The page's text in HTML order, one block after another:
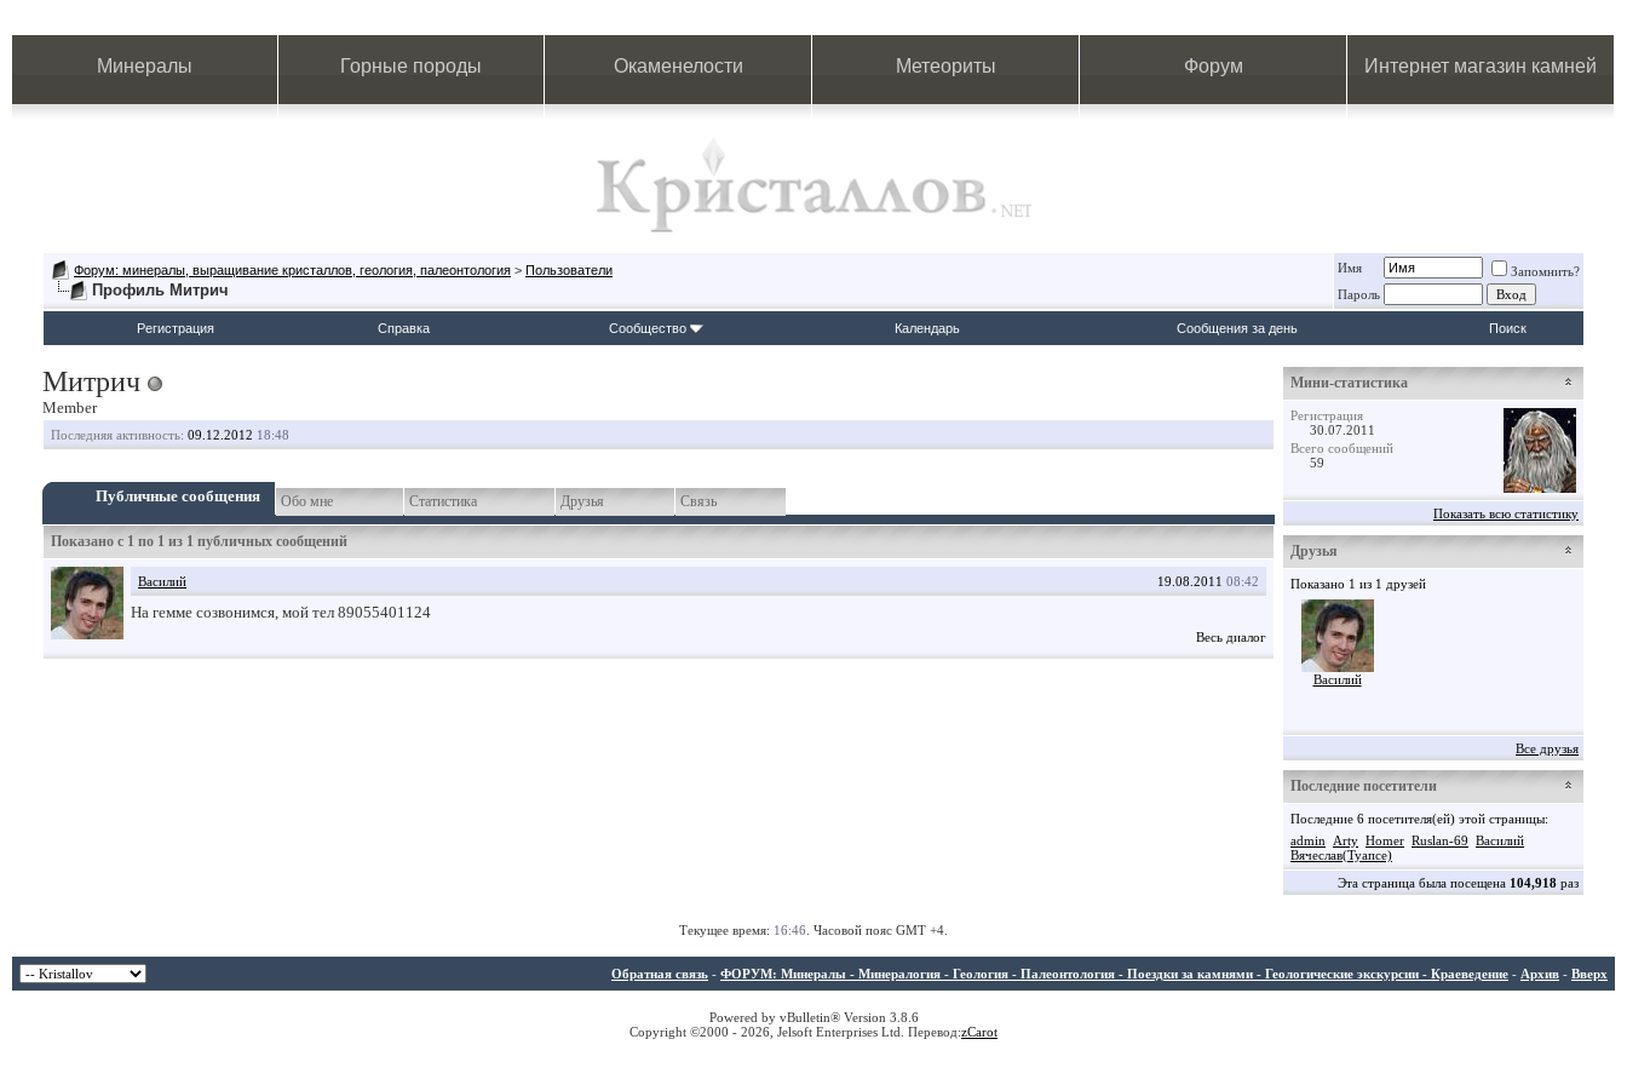
Минералы Горные породы Окаменелости Метеориты Форум Интернет магазин камней
Форум: минералы, выращивание кристаллов, геология, палеонтология > Пользователи
Профиль Митрич
Имя
Запомнить?
Пароль
Регистрация Справка Сообщество Календарь Сообщения за день Поиск
Митрич
Member
Последняя активность: 09.12.2012 18:48
Публичные сообщения Обо мне Статистика Друзья Связь
Показано с 1 по 1 из 1 публичных сообщений
19.08.2011 08:42
Василий
На гемме созвонимся, мой тел 89055401124
Весь диалог
Мини-статистика
Регистрация
30.07.2011
Всего сообщений
59
Показать всю статистику
Друзья
Показано 1 из 1 друзей
Василий
Все друзья
Последние посетители
Последние 6 посетителя(ей) этой страницы:
admin
Arty Homer Ruslan-69 Василий
Вячеслав(Туапсе)
Эта страница была посещена 104,918 раз
Текущее время: 16:46 . Часовой пояс GMT +4.
Обратная связь - ФОРУМ: Минералы - Минералогия - Геология - Палеонтология - Поездки за камнями - Геологические экскурсии - Краеведение - Архив - Вверх
Powered by vBulletin® Version 3.8.6
Copyright ©2000 - 2026, Jelsoft Enterprises Ltd. Перевод:zCarot